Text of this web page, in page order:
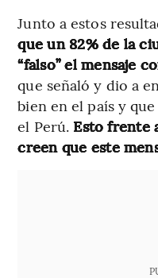
Junto a estos
que un 82% de la
“falso” el mensaje
que señaló y dio a
bien en el país y
el Perú. Esto frente
creen que este